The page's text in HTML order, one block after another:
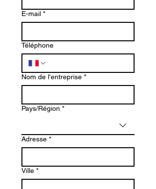
E-mail *
Téléphone
Nom de l'entreprise *
Adresse multiligne
Pays/Région *
Adresse *
Ville *